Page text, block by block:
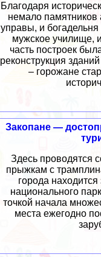
Благодаря
немало памятников
управы, и
мужское училище,
часть построек
реконструкция
– горожане
Закопане —
Здесь проводятся
прыжкам с
города находится
национального
точкой начала
места ежегодно